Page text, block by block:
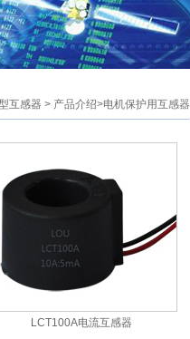
互感器 > 产品介绍>电机保护用互感器
LCT100A电流互感器